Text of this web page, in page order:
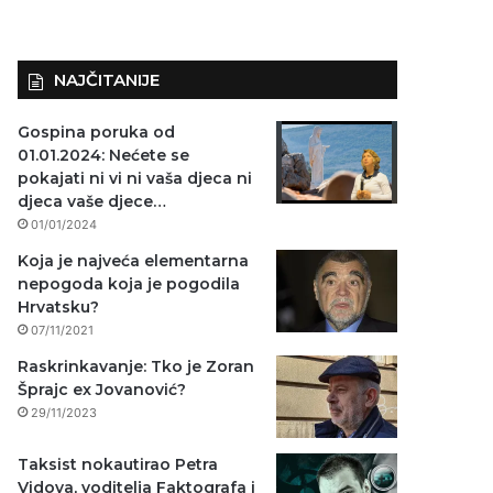
NAJČITANIJE
Gospina poruka od
01.01.2024: Nećete se
pokajati ni vi ni vaša djeca ni
djeca vaše djece…
01/01/2024
Koja je najveća elementarna
nepogoda koja je pogodila
Hrvatsku?
07/11/2021
Raskrinkavanje: Tko je Zoran
Šprajc ex Jovanović?
29/11/2023
Taksist nokautirao Petra
Vidova, voditelja Faktografa i